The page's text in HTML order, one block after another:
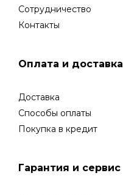
Сотрудничество
Контакты
Оплата и доставка
Доставка
Способы оплаты
Покупка в кредит
Гарантия и сервис